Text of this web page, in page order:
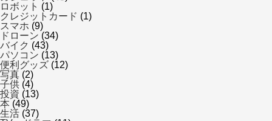
ロボット (1)
クレジットカード (1)
スマホ (9)
ドローン (34)
バイク (43)
パソコン (13)
便利グッズ (12)
写真 (2)
子供 (4)
投資 (13)
本 (49)
生活 (37)